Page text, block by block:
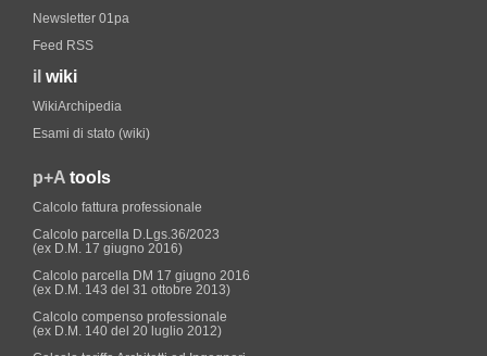
Newsletter 01pa
Feed RSS
il wiki
WikiArchipedia
Esami di stato (wiki)
p+A tools
Calcolo fattura professionale
Calcolo parcella D.Lgs.36/2023
(ex D.M. 17 giugno 2016)
Calcolo parcella DM 17 giugno 2016
(ex D.M. 143 del 31 ottobre 2013)
Calcolo compenso professionale
(ex D.M. 140 del 20 luglio 2012)